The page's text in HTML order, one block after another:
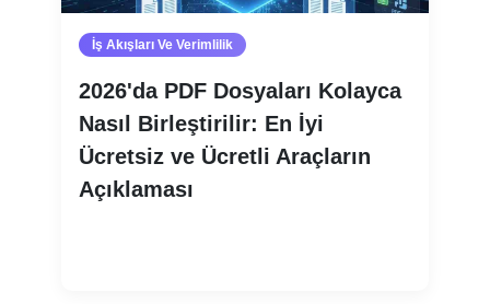
İş Akışları Ve Verimlilik
2026'da PDF Dosyaları Kolayca
Nasıl Birleştirilir: En İyi
Ücretsiz ve Ücretli Araçların
Açıklaması